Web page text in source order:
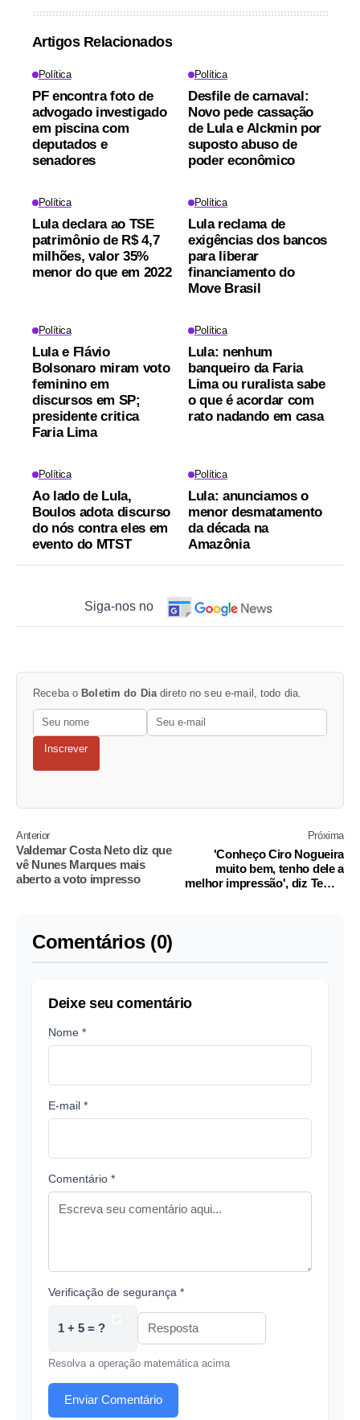
Artigos Relacionados
Política
PF encontra foto de
advogado investigado
em piscina com
deputados e
senadores
Política
Desfile de carnaval:
Novo pede cassação
de Lula e Alckmin por
suposto abuso de
poder econômico
Política
Lula declara ao TSE
patrimônio de R$ 4,7
milhões, valor 35%
menor do que em 2022
Política
Lula reclama de
exigências dos bancos
para liberar
financiamento do
Move Brasil
Política
Lula e Flávio
Bolsonaro miram voto
feminino em
discursos em SP;
presidente critica
Faria Lima
Política
Lula: nenhum
banqueiro da Faria
Lima ou ruralista sabe
o que é acordar com
rato nadando em casa
Política
Ao lado de Lula,
Boulos adota discurso
do nós contra eles em
evento do MTST
Política
Lula: anunciamos o
menor desmatamento
da década na
Amazônia
Siga-nos no
Receba o Boletim do Diadireto no seu e-mail, todo dia.
Inscrever
Anterior
Valdemar Costa Neto diz que
vê Nunes Marques mais
aberto a voto impresso
Próxima
'Conheço Ciro Nogueira
muito bem, tenho dele a
melhor impressão', diz Temer
Comentários (0)
Deixe seu comentário
Nome *
E-mail *
Comentário *
Verificação de segurança *
1 + 5 = ?
Resolva a operação matemática acima
Enviar Comentário